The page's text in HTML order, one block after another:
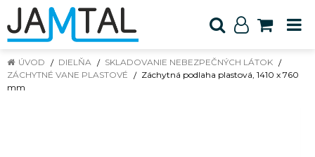
ÚVOD DIELŇA
SKLADOVANIE NEBEZPEČNÝCH LÁTOK
ZÁCHYTNÉ VANE PLASTOVÉ
Záchytná podlaha plastová, 1410 x 760
mm